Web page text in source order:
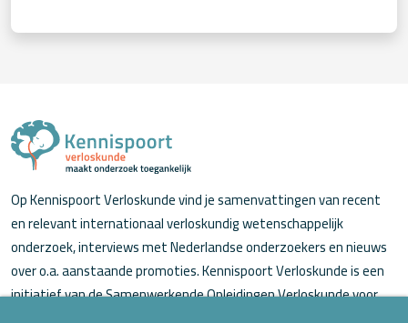
Op Kennispoort Verloskunde vind je samenvattingen van recent
en relevant internationaal verloskundig wetenschappelijk
onderzoek, interviews met Nederlandse onderzoekers en nieuws
over o.a. aanstaande promoties. Kennispoort Verloskunde is een
initiatief van de Samenwerkende Opleidingen Verloskunde voor